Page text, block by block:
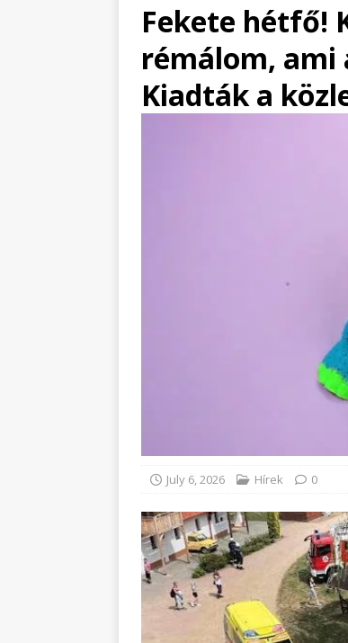
Fekete hétfő!
rémálom,
Kiadták a
July 6, 2026 Hírek 0